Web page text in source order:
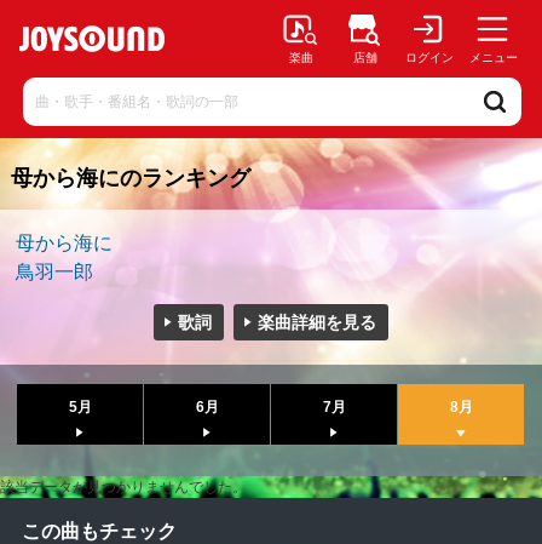
楽曲 店舗 ログイン メニュー
母から海にのランキング
母から海に
鳥羽一郎
歌詞 楽曲詳細を見る
5月 6月 7月 8月
該当データが見つかりませんでした。
この曲もチェック